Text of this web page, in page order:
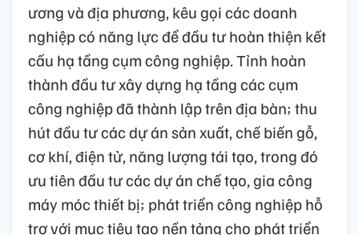
ương và địa phương, kêu gọi các doanh
nghiệp có năng lực để đầu tư hoàn thiện kết
cấu hạ tầng cụm công nghiệp. Tỉnh hoàn
thành đầu tư xây dựng hạ tầng các cụm
công nghiệp đã thành lập trên địa bàn; thu
hút đầu tư các dự án sản xuất, chế biến gỗ,
cơ khí, điện tử, năng lượng tái tạo, trong đó
ưu tiên đầu tư các dự án chế tạo, gia công
máy móc thiết bị; phát triển công nghiệp hỗ
trợ với mục tiêu tạo nền tảng cho phát triển